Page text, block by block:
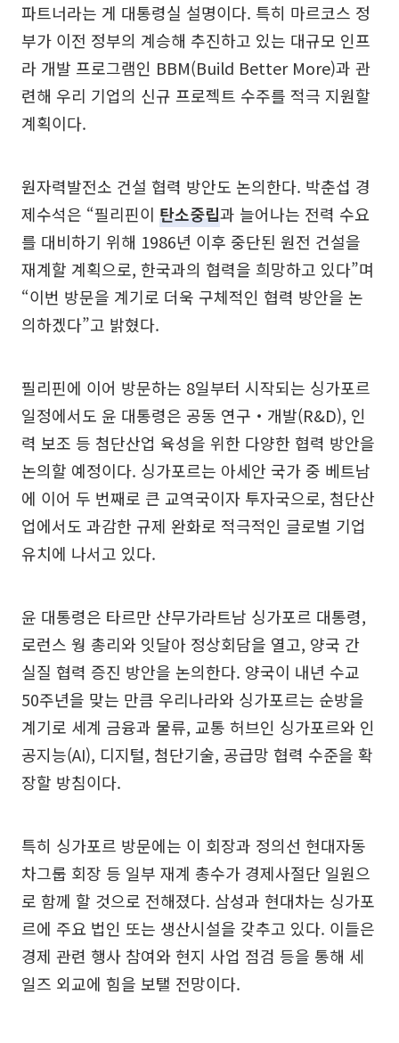
파트너라는 게 대통령실 설명이다. 특히 마르코스 정
부가 이전 정부의 계승해 추진하고 있는 대규모 인프
라 개발 프로그램인 BBM(Build Better More)과 관
련해 우리 기업의 신규 프로젝트 수주를 적극 지원할
계획이다.
원자력발전소 건설 협력 방안도 논의한다. 박춘섭 경
제수석은 “필리핀이 탄소중립과 늘어나는 전력 수요
를 대비하기 위해 1986년 이후 중단된 원전 건설을
재계할 계획으로, 한국과의 협력을 희망하고 있다”며
“이번 방문을 계기로 더욱 구체적인 협력 방안을 논
의하겠다”고 밝혔다.
필리핀에 이어 방문하는 8일부터 시작되는 싱가포르
일정에서도 윤 대통령은 공동 연구‧개발(R&D), 인
력 보조 등 첨단산업 육성을 위한 다양한 협력 방안을
논의할 예정이다. 싱가포르는 아세안 국가 중 베트남
에 이어 두 번째로 큰 교역국이자 투자국으로, 첨단산
업에서도 과감한 규제 완화로 적극적인 글로벌 기업
유치에 나서고 있다.
윤 대통령은 타르만 샨무가라트남 싱가포르 대통령,
로런스 웡 총리와 잇달아 정상회담을 열고, 양국 간
실질 협력 증진 방안을 논의한다. 양국이 내년 수교
50주년을 맞는 만큼 우리나라와 싱가포르는 순방을
계기로 세계 금융과 물류, 교통 허브인 싱가포르와 인
공지능(AI), 디지털, 첨단기술, 공급망 협력 수준을 확
장할 방침이다.
특히 싱가포르 방문에는 이 회장과 정의선 현대자동
차그룹 회장 등 일부 재계 총수가 경제사절단 일원으
로 함께 할 것으로 전해졌다. 삼성과 현대차는 싱가포
르에 주요 법인 또는 생산시설을 갖추고 있다. 이들은
경제 관련 행사 참여와 현지 사업 점검 등을 통해 세
일즈 외교에 힘을 보탤 전망이다.